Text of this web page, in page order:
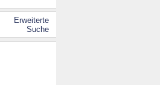
Erweiterte
Suche